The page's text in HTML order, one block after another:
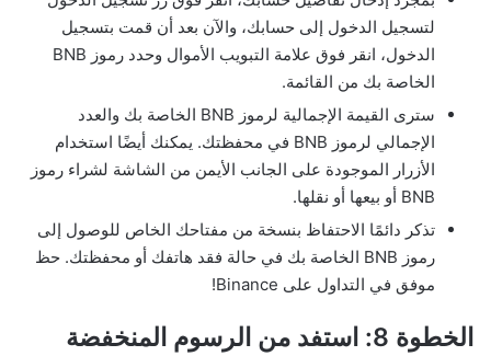
لتسجيل الدخول إلى حسابك، والآن بعد أن قمت بتسجيل
الدخول، انقر فوق علامة التبويب الأموال وحدد رموز BNB
الخاصة بك من القائمة.
سترى القيمة الإجمالية لرموز BNB الخاصة بك والعدد
الإجمالي لرموز BNB في محفظتك. يمكنك أيضًا استخدام
الأزرار الموجودة على الجانب الأيمن من الشاشة لشراء رموز
BNB أو بيعها أو نقلها.
تذكر دائمًا الاحتفاظ بنسخة من مفتاحك الخاص للوصول إلى
رموز BNB الخاصة بك في حالة فقد هاتفك أو محفظتك. حظ
موفق في التداول على Binance!
الخطوة 8: استفد من الرسوم المنخفضة